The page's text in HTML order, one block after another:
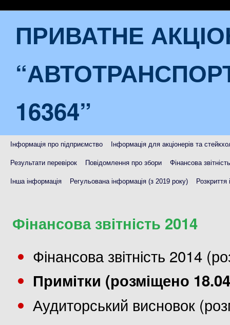
ПРИВАТНЕ
16364”
Інформація про підприємство Інформація для акціонерів та
Результати перевірок Повідомлення про збори Фінансова
Інша інформація Регульована інформація (з 2019 року) Розкриття
Фінансова звітність 2014
Фінансова звітність 2014
Примітки (розміщено
Аудиторський висновок